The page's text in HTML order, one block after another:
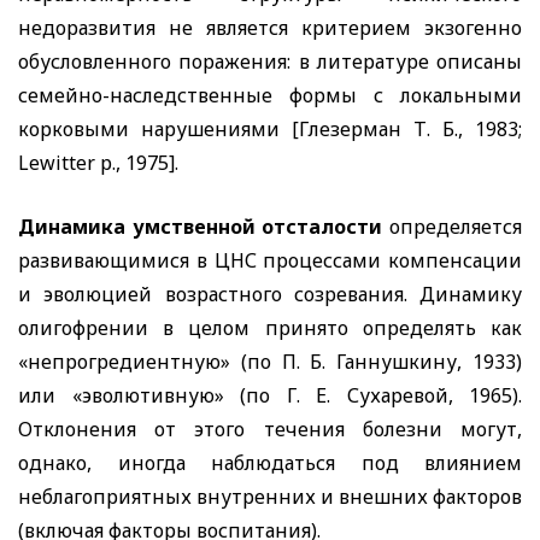
недоразвития не является критерием экзогенно
обусловленного поражения: в литературе описаны
семейно-наследственные формы с локальными
корковыми нарушениями [Глезерман Т. Б., 1983;
Lewitter р., 1975].
Динамика умственной отсталости определяется
развивающимися в ЦНС процессами компенсации
и эволюцией возрастного созревания. Динамику
олигофрении в целом принято определять как
«непрогредиентную» (по П. Б. Ганнушкину, 1933)
или «эволютивную» (по Г. Е. Сухаревой, 1965).
Отклонения от этого течения болезни могут,
однако, иногда наблюдаться под влиянием
неблагоприятных внутренних и внешних факторов
(включая факторы воспитания).